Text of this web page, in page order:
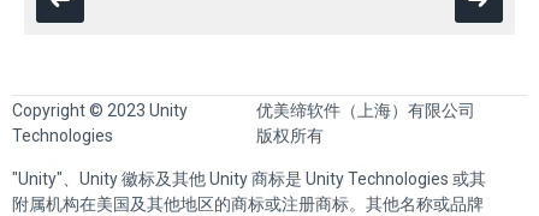
Copyright © 2023 Unity
Technologies
优美缔软件（上海）有限公司
版权所有
"Unity"、Unity 徽标及其他 Unity 商标是 Unity Technologies 或其
附属机构在美国及其他地区的商标或注册商标。其他名称或品牌